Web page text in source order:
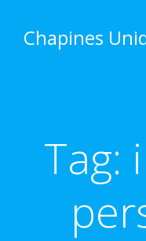
Chapines
Tag: